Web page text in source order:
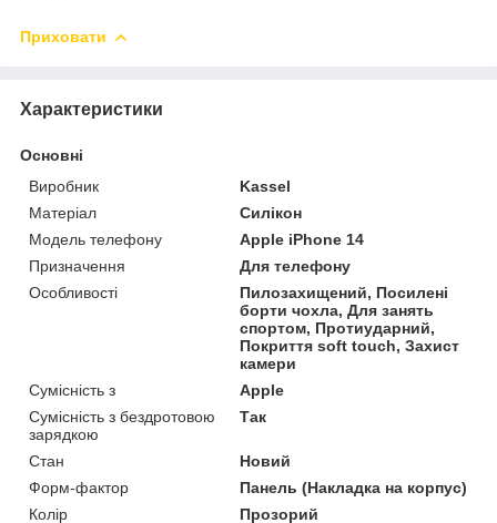
Приховати
Характеристики
Основні
Виробник
Kassel
Матеріал
Силікон
Модель телефону
Apple iPhone 14
Призначення
Для телефону
Особливості
Пилозахищений, Посилені
борти чохла, Для занять
спортом, Протиударний,
Покриття soft touch, Захист
камери
Сумісність з
Apple
Сумісність з бездротовою
зарядкою
Так
Стан
Новий
Форм-фактор
Панель (Накладка на корпус)
Колір
Прозорий